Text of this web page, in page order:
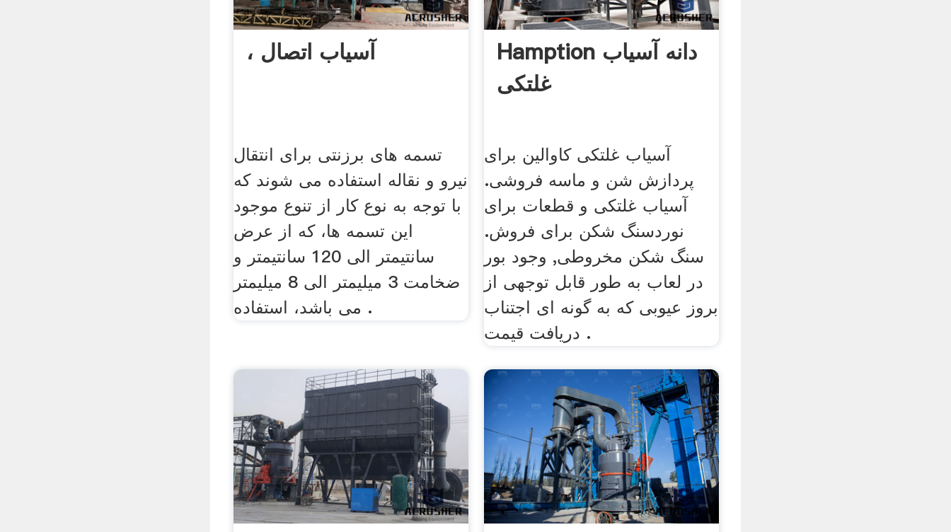
، آسیاب اتصال
تسمه های برزنتی برای انتقال
نيرو و نقاله استفاده می شوند که
با توجه به نوع کار از تنوع موجود
اين تسمه ها، که از عرض
سانتيمتر الی 120 سانتيمتر و
ضخامت 3 ميليمتر الی 8 ميليمتر
می باشد، استفاده .
Hamption دانه آسیاب
غلتکی
آسیاب غلتکی کاوالین برای
پردازش شن و ماسه فروشی.
آسیاب غلتکی و قطعات برای
نوردسنگ شکن برای فروش.
سنگ شکن مخروطی, وجود بور
در لعاب به طور قابل توجهی از
بروز عیوبی که به گونه ای اجتناب
. دریافت قیمت